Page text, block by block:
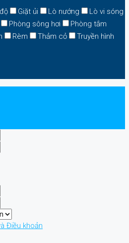
Giặt ủi Lò nướng
Lò vi sóng
Phòng sông hơi
Phòng tắm
Rèm Thảm cỏ
Truyền hình
Điều khoản